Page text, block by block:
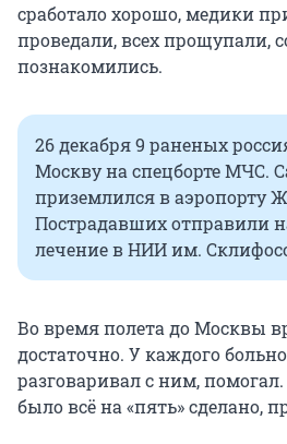
сработало хорошо, медики
проведали, всех прощупали,
познакомились.
26 декабря 9 раненых
Москву на спецборте МЧС.
приземлился в аэропорту
Пострадавших отправили
лечение в НИИ им.
Во время полета до Москвы
достаточно. У каждого
разговаривал с ним,
было всё на «пять» сделано,